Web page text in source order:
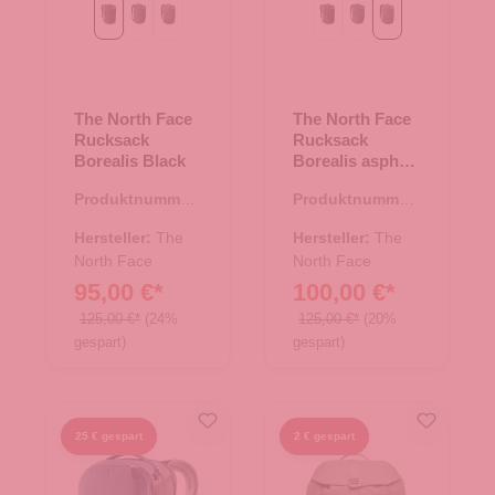
BlackNavy/Black
asphalt grey
The North Face
Rucksack
Borealis Black
Produktnummer:
Hersteller: The
North Face
95,00 €*
125,00 €* (24%
gespart)
BlackNavy/Black
asphalt grey
The North Face
Rucksack
Borealis asphalt
Produktnummer:
Hersteller: The
North Face
100,00 €*
125,00 €* (20%
gespart)
25 € gespart 2 € gespart